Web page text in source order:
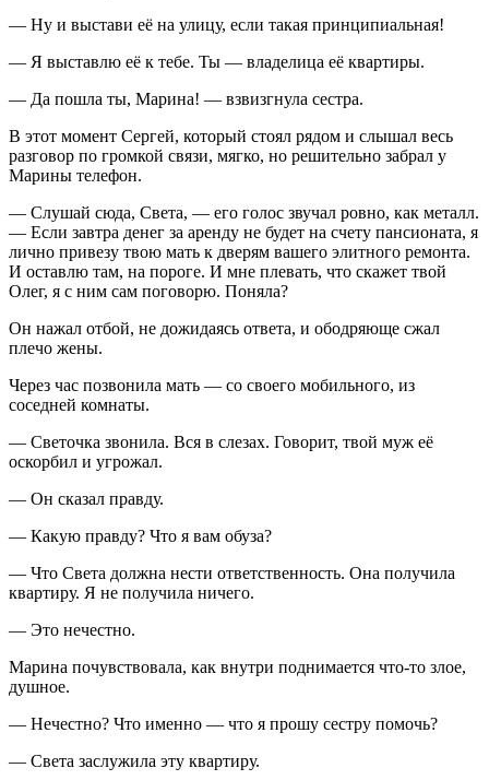
— Ну и выстави её на улицу, если такая принципиальная!
— Я выставлю её к тебе. Ты — владелица её квартиры.
— Да пошла ты, Марина! — взвизгнула сестра.
В этот момент Сергей, который стоял рядом и слышал весь
разговор по громкой связи, мягко, но решительно забрал у
Марины телефон.
— Слушай сюда, Света, — его голос звучал ровно, как металл.
— Если завтра денег за аренду не будет на счету пансионата, я
лично привезу твою мать к дверям вашего элитного ремонта.
И оставлю там, на пороге. И мне плевать, что скажет твой
Олег, я с ним сам поговорю. Поняла?
Он нажал отбой, не дожидаясь ответа, и ободряюще сжал
плечо жены.
Через час позвонила мать — со своего мобильного, из
соседней комнаты.
— Светочка звонила. Вся в слезах. Говорит, твой муж её
оскорбил и угрожал.
— Он сказал правду.
— Какую правду? Что я вам обуза?
— Что Света должна нести ответственность. Она получила
квартиру. Я не получила ничего.
— Это нечестно.
Марина почувствовала, как внутри поднимается что-то злое,
душное.
— Нечестно? Что именно — что я прошу сестру помочь?
— Света заслужила эту квартиру.